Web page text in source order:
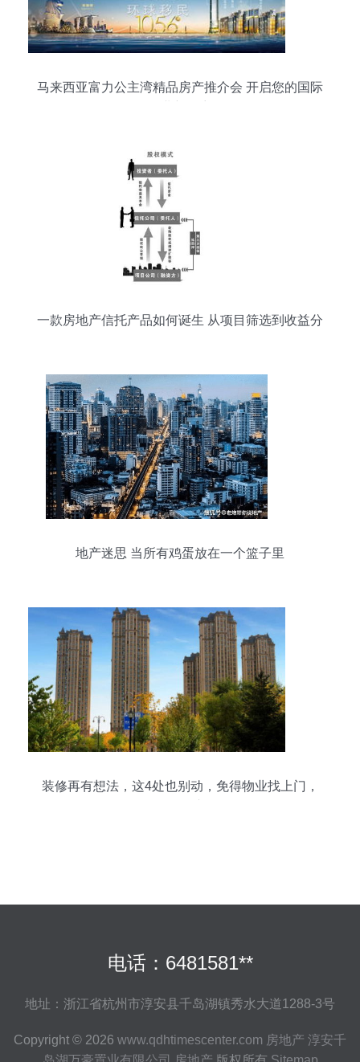
马来西亚富力公主湾精品房产推介会 开启您的国际
一款房地产信托产品如何诞生 从项目筛选到收益分
地产迷思 当所有鸡蛋放在一个篮子里
装修再有想法，这4处也别动，免得物业找上门，
电话：6481581**
地址：浙江省杭州市淳安县千岛湖镇秀水大道1288-3号
Copyright © 2026 www.qdhtimescenter.com 房地产 淳安千